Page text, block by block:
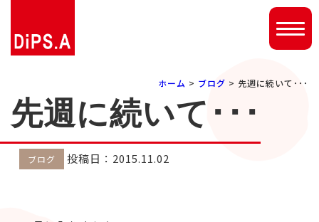
ホーム > ブログ > 先週に続いて･･･
先週に続いて･･･
ブログ 投稿日：2015.11.02